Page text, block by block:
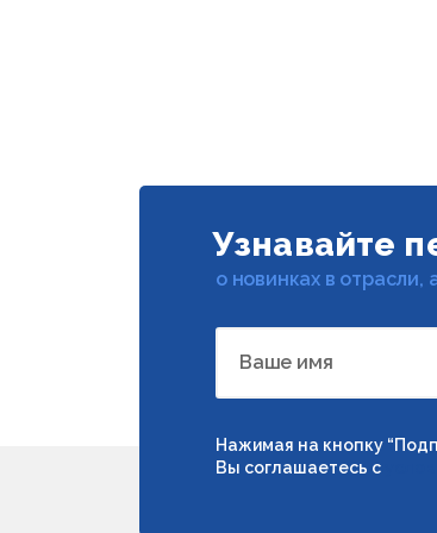
Узнавайте
о новинках в отрасли,
Ваше имя
Нажимая на кнопку
Вы соглашаетесь с